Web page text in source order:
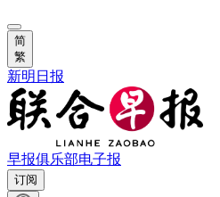
简
繁
新明日报
早报俱乐部电子报
订阅